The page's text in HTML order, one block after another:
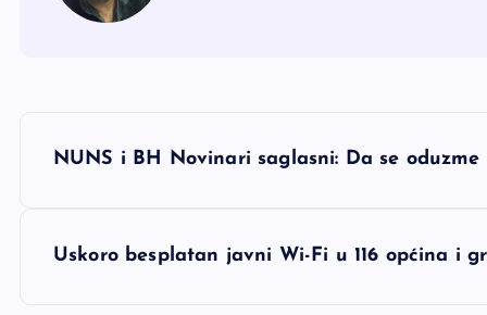
NNUNS i BH Novinari saglasni: Da se
Uskoro besplatan javni Wi-Fi u 116 općina i